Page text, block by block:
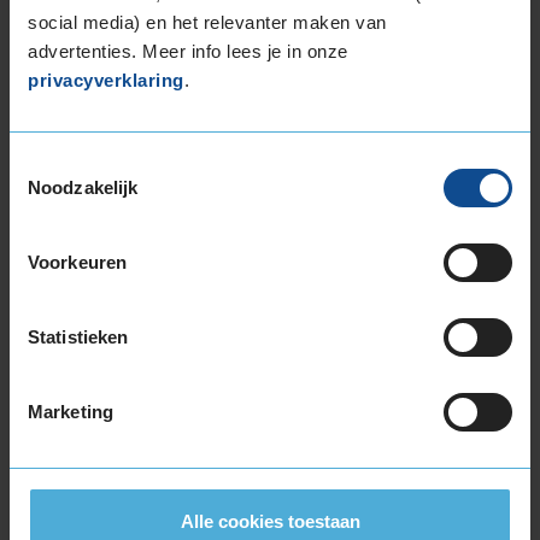
social media) en het relevanter maken van
advertenties. Meer info lees je in onze
privacyverklaring.
Noodzakelijk
Voorkeuren
Statistieken
Marketing
Alle cookies toestaan
bandenmaat omvang (inch)
Balanceren